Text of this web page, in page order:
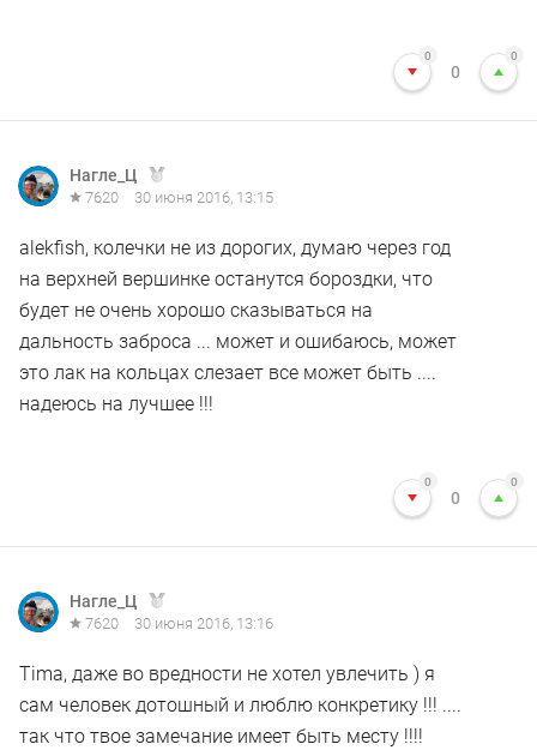
0
0
0
Нагле_Ц
7620 30 июня 2016, 13:15
alekfish, колечки не из дорогих, думаю через год
на верхней вершинке останутся бороздки, что
будет не очень хорошо сказываться на
дальность заброса ... может и ошибаюсь, может
это лак на кольцах слезает все может быть ....
надеюсь на лучшее !!!
0
0
0
Нагле_Ц
7620 30 июня 2016, 13:16
Tima, даже во вредности не хотел увлечить ) я
сам человек дотошный и люблю конкретику !!! ....
так что твое замечание имеет быть месту !!!!